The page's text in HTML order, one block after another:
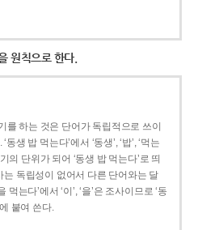
원칙으로 한다.
를 하는 것은 단어가 독립적으로 쓰이
생 밥 먹는다’에서 ‘동생’, ‘밥’, ‘먹는
의 단위가 되어 ‘동생 밥 먹는다’로 띄
독립성이 없어서 다른 단어와는 달
는다’에서 ‘이’, ‘을’은 조사이므로 ‘동
붙여 쓴다.